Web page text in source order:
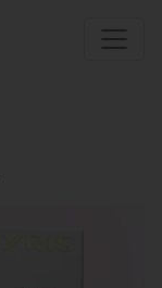
produkter: